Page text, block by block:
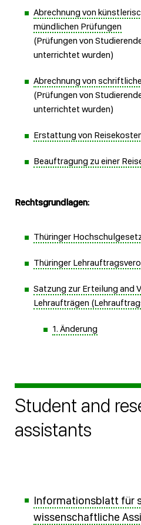
Abrechnung von
mündlichen Prüfungen
(Prüfungen von
unterrichtet wurden)
Abrechnung von
(Prüfungen von
unterrichtet wurden)
Erstattung von
Beauftragung zu einer
Rechtsgrundlagen:
Thüringer
Thüringer
Satzung zur Erteilung and
Lehraufträgen
1. Änderung
Student and
assistants
Informationsblatt für
wissenschaftliche